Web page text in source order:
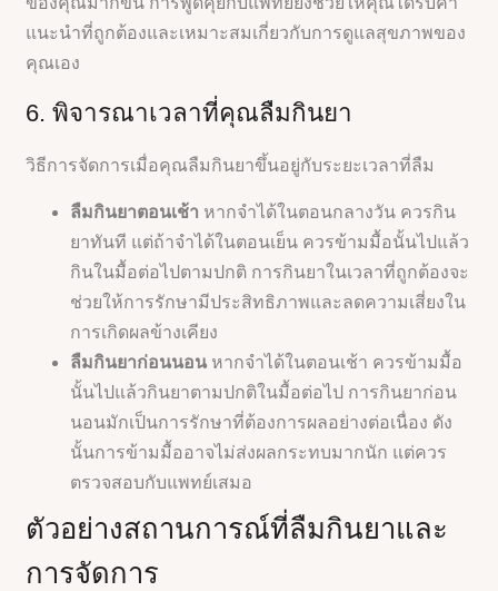
แนะนำที่ถูกต้องและเหมาะสมเกี่ยวกับการดูแลสุขภาพของ
คุณเอง
6. พิจารณาเวลาที่คุณลืมกินยา
วิธีการจัดการเมื่อคุณลืมกินยาขึ้นอยู่กับระยะเวลาที่ลืม
ลืมกินยาตอนเช้า หากจำได้ในตอนกลางวัน ควรกิน
ยาทันที แต่ถ้าจำได้ในตอนเย็น ควรข้ามมื้อนั้นไปแล้ว
กินในมื้อต่อไปตามปกติ การกินยาในเวลาที่ถูกต้องจะ
ช่วยให้การรักษามีประสิทธิภาพและลดความเสี่ยงใน
การเกิดผลข้างเคียง
ลืมกินยาก่อนนอน หากจำได้ในตอนเช้า ควรข้ามมื้อ
นั้นไปแล้วกินยาตามปกติในมื้อต่อไป การกินยาก่อน
นอนมักเป็นการรักษาที่ต้องการผลอย่างต่อเนื่อง ดัง
นั้นการข้ามมื้ออาจไม่ส่งผลกระทบมากนัก แต่ควร
ตรวจสอบกับแพทย์เสมอ
ตัวอย่างสถานการณ์ที่ลืมกินยาและ
การจัดการ